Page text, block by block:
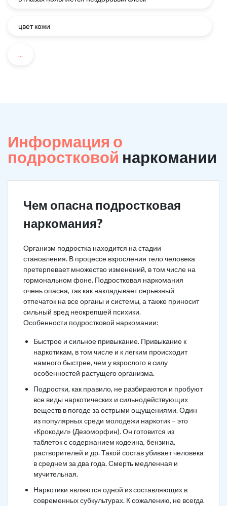
цвет кожи
...
Информация о
подростковой наркомании
Чем опасна подростковая
наркомания?
Организм подростка находится на стадии
становления. В процессе взросления тело человека
претерпевает множество изменений, в том числе на
гормональном фоне. Подростковая наркомания
очень опасна, так как накладывает серьезный
отпечаток на все органы и системы, а также приносит
сильный вред неокрепшей психики.
Особенности подростковой наркомании:
Быстрое и сильное привыкание. Привыкание к
наркотикам, в том числе и к легким происходит
намного быстрее, чем у взрослого в силу
особенностей растущего организма.
Подростки, как правило, не разбираются и пробуют
все виды наркотических и сильнодействующих
веществ в погоде за острыми ощущениями. Один
из популярных среди молодежи наркотик – это
«Крокодил» (Дезоморфин). Он готовится из
таблеток с содержанием кодеина, бензина,
растворителей и др. Такой состав убивает человека
в среднем за два года. Смерть медленная и
мучительная.
Наркотики являются одной из составляющих в
современных субкультурах. К сожалению, не всегда